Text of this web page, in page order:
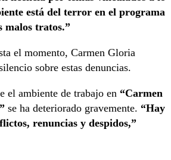
está del terror en el programa
malos tratos.”
el momento, Carmen Gloria
sobre estas denuncias.
el ambiente de trabajo en “Carmen
se ha deteriorado gravemente. “Hay
renuncias y despidos,”